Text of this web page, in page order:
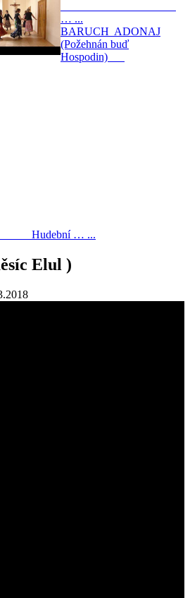
… ...
BARUCH ADONAJ
(Požehnán buď
Hospodin)
… ...
Elul )